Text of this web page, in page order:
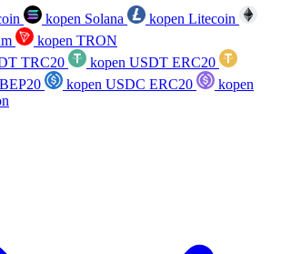
kopen Solana
kopen Litecoin
kopen TRON
TRC20
kopen USDT ERC20
kopen USDC ERC20
kopen